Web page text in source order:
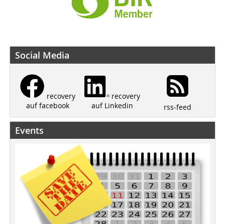
Social Media
recovery
auf facebook
recovery
auf Linkedin
rss-feed
Events